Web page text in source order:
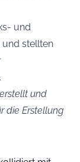
und
und stellten
und
die Erstellung